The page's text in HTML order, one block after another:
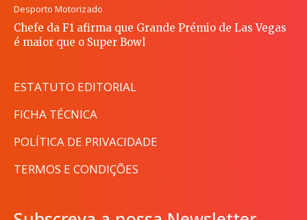
Desporto Motorizado
Chefe da F1 afirma que Grande Prémio de Las Vegas
é maior que o Super Bowl
ESTATUTO EDITORIAL
FICHA TÉCNICA
POLÍTICA DE PRIVACIDADE
TERMOS E CONDIÇÕES